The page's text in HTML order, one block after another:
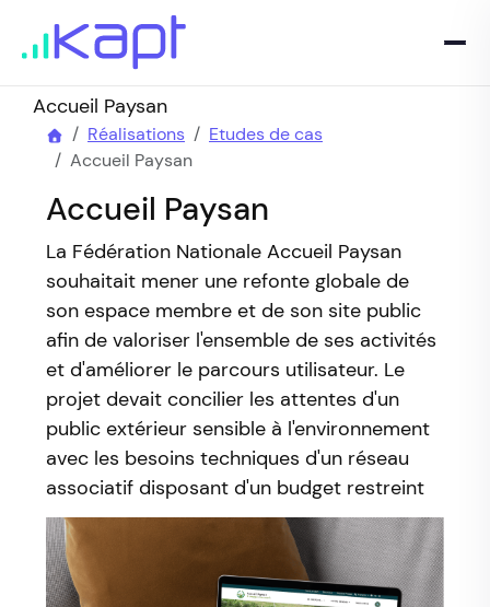
Accueil Paysan
Réalisations
Etudes de cas
Accueil Paysan
Accueil Paysan
La Fédération Nationale Accueil Paysan
souhaitait mener une refonte globale de
son espace membre et de son site public
afin de valoriser l'ensemble de ses activités
et d'améliorer le parcours utilisateur. Le
projet devait concilier les attentes d'un
public extérieur sensible à l'environnement
avec les besoins techniques d'un réseau
associatif disposant d'un budget restreint